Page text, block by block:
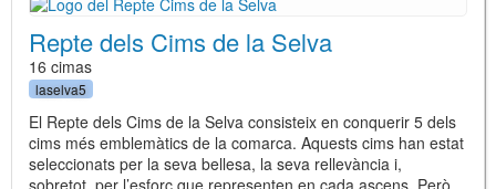
Repte dels Cims de la Selva
16 cimas
laselva5
El Repte dels Cims de la Selva consisteix en conquerir 5 dels
cims més emblemàtics de la comarca. Aquests cims han estat
seleccionats per la seva bellesa, la seva rellevància i,
sobretot, per l’esforç que representen en cada ascens. Però